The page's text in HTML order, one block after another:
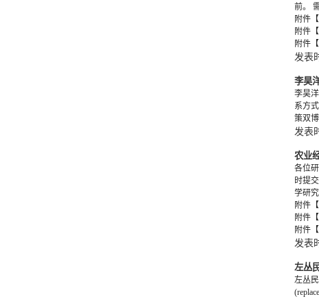
前。
附件【
附件【
附件【
发表
李昊
李昊
系方
策双
发表
农业
各位
时提
学研
附件【
附件【
附件【
发表
左丛
左丛